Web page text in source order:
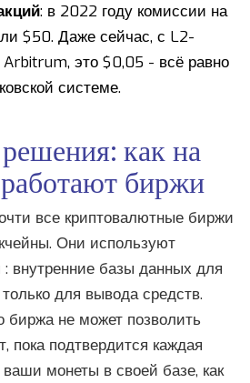
: в 2022 году комиссии на
$50. Даже сейчас, с L2-
это $0,05 - всё равно
системе.
как на
биржи
все криптовалютные биржи
Они используют
: внутренние базы данных для
для вывода средств.
биржа не может позволить
пока подтвердится каждая
ваши монеты в своей базе, как